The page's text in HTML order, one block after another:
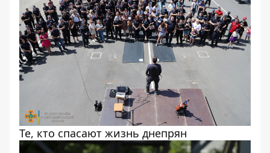
Те, кто спасают жизнь днепрян